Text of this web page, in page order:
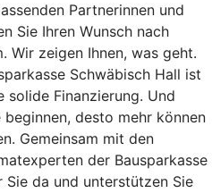
Partnerinnen und
Sie Ihren Wunsch nach
Wir zeigen Ihnen, was geht.
Schwäbisch Hall ist
solide Finanzierung. Und
desto mehr können
Gemeinsam mit den
der Bausparkasse
da und unterstützen Sie